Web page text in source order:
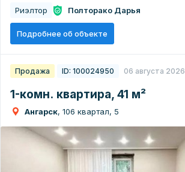
Риэлтор Полторако Дарья
Подробнее об объекте
Продажа ID: 100024950 06 августа 2026
1-комн. квартира, 41 м²
Ангарск, 106 квартал, 5